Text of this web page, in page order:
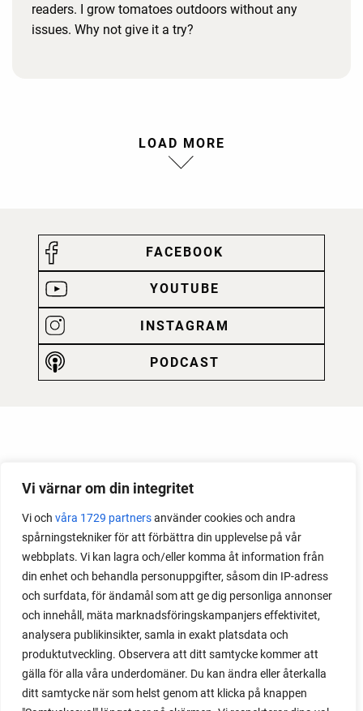
Vi värnar om din integritet
Vi och våra 1729 partnersanvänder cookies och andra
spårningstekniker för att förbättra din upplevelse på vår
webbplats. Vi kan lagra och/eller komma åt information från
din enhet och behandla personuppgifter, såsom din IP-adress
och surfdata, för ändamål som att ge dig personliga annonser
och innehåll, mäta marknadsföringskampanjers effektivitet,
analysera publikinsikter, samla in exakt platsdata och
produktutveckling. Observera att ditt samtycke kommer att
gälla för alla våra underdomäner. Du kan ändra eller återkalla
ditt samtycke när som helst genom att klicka på knappen
readers. I grow tomatoes outdoors without any
issues. Why not give it a try?
LOAD MORE
FACEBOOK
YOUTUBE
INSTAGRAM
PODCAST